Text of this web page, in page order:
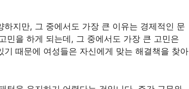
지만, 그 중에서도 가장 큰 이유는 경제적인 문
민을 하게 되는데, 그 중에서도 가장 큰 고민은
때문에 여성들은 자신에게 맞는 해결책을 찾아